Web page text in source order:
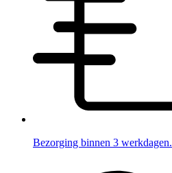
Bezorging binnen 3 werkdagen.